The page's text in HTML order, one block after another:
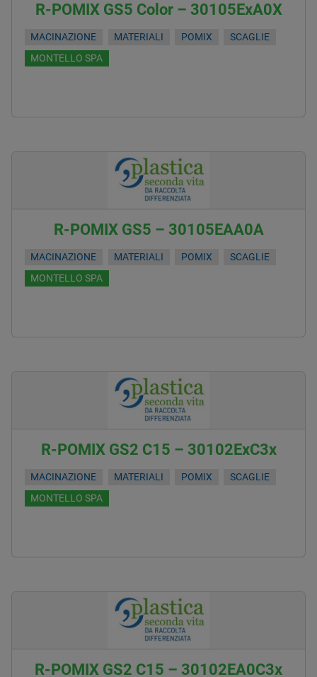
R-POMIX GS5 Color – 30105ExA0X
MACINAZIONE MATERIALI POMIX
SCAGLIE
MONTELLO SPA
R-POMIX GS5 – 30105EAA0A
MACINAZIONE MATERIALI POMIX
SCAGLIE
MONTELLO SPA
R-POMIX GS2 C15 – 30102ExC3x
MACINAZIONE MATERIALI POMIX
SCAGLIE
MONTELLO SPA
R-POMIX GS2 C15 – 30102EA0C3x